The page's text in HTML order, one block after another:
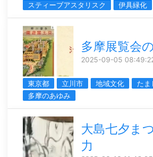
スティーブアスタリスク
伊具緑化
多摩展覧会
2025-09-05
東京都 立川市 地域文化
たま
多摩のあゆみ
大島七夕ま
力